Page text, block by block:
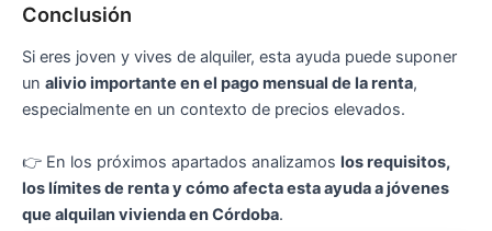
Conclusión
Si eres joven y vives de alquiler, esta ayuda puede suponer
un alivio importante en el pago mensual de la renta,
especialmente en un contexto de precios elevados.
👉 En los próximos apartados analizamos los requisitos,
los límites de renta y cómo afecta esta ayuda a jóvenes
que alquilan vivienda en Córdoba.